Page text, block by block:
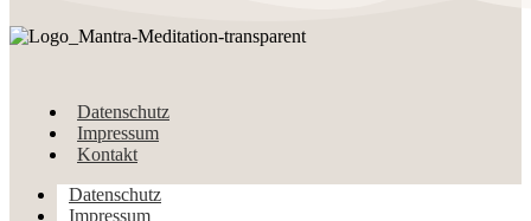
Datenschutz
Impressum
Kontakt
Datenschutz
Impressum